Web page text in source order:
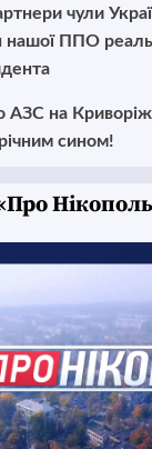
чули
нашої ППО
АЗС на
сином!